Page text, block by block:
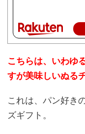
こちらは、いわゆ
すが美味しいぬる
これは、パン好き
ズギフト。